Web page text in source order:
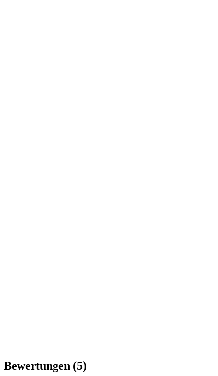
Bewertungen (5)